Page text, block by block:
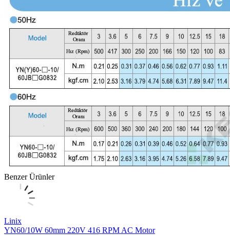
Benzer Ürünler
Linix
YN60/10W 60mm 220V 416 RPM AC Motor